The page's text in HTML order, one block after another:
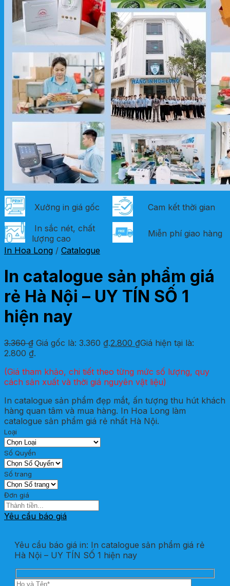
Xưởng in giá gốc Cam kết thời gian
In sắc nét, chất
lượng cao
Miễn phí giao hàng
In Hoa Long / Catalogue
In catalogue sản phẩm giá
rẻ Hà Nội – UY TÍN SỐ 1
hiện nay
3.360₫ Giá gốc là: 3.360 ₫.2.800 ₫Giá hiện tại là:
2.800 ₫.
(Giá tham khảo, chi tiết theo từng mức số lượng, quy
cách sản xuất và thời giá nguyên vật liệu)
In catalogue sản phẩm đẹp mắt, ấn tượng thu hút khách
hàng quan tâm và mua hàng. In Hoa Long làm
catalogue sản phẩm giá rẻ nhất Hà Nội.
Loại
Số Quyển
Số trang
Đơn giá
Yêu cầu báo giá
Yêu cầu báo giá in: In catalogue sản phẩm giá rẻ
Hà Nội – UY TÍN SỐ 1 hiện nay